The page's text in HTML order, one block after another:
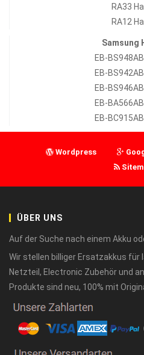
RA33
RA12
Samsung
EB-
EB-
EB-
EB-
EB-
Wordpress
ÜBER UNS
Auf der Suche nach einem Akku
Wir stellen billiger Ersatzakkus für
Netzteil, Electronic Zubehör und
Produkte sind neu, 100% mit